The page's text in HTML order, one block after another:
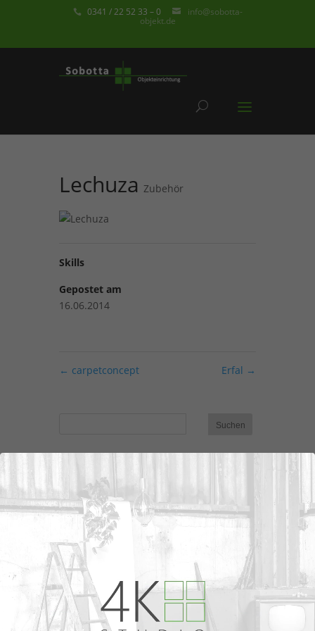
0341 / 22 52 33 – 0 info@sobotta-
objekt.de
Lechuza Zubehör
Skills
Gepostet am
16.06.2014
← carpetconcept Erfal →
Archiv
Kategorien
Keine Kategorien
Meta
Anmelden